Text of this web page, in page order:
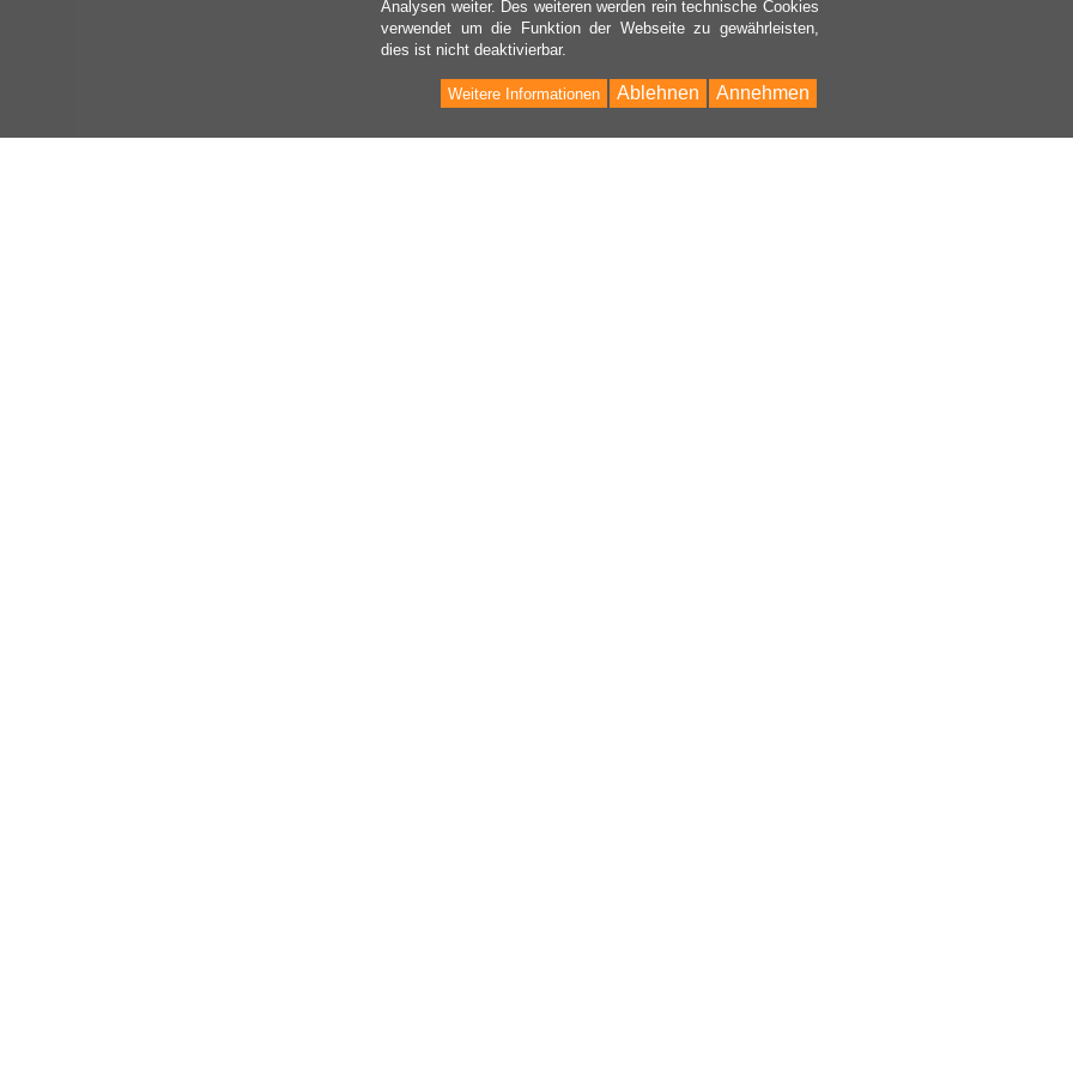
Analysen weiter. Des weiteren werden rein technische Cookies
verwendet um die Funktion der Webseite zu gewährleisten,
dies ist nicht deaktivierbar.
Annehmen
Ablehnen
Weitere Informationen